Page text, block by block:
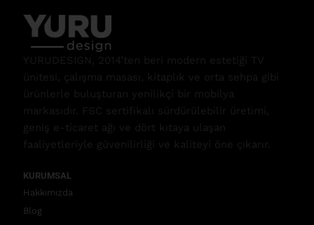
YURUDESIGN, 2014’ten beri modern estetiği TV
ünitesi, çalışma masası, kitaplık ve orta sehpa gibi
ürünlerle buluşturan yenilikçi bir mobilya
markasıdır. FSC sertifikalı sürdürülebilir üretimi,
geniş e-ticaret ağı ve dört kıtaya ulaşan
faaliyetleriyle güvenilirliği ve kaliteyi öne çıkarır.
KURUMSAL
Hakkımızda
Blog